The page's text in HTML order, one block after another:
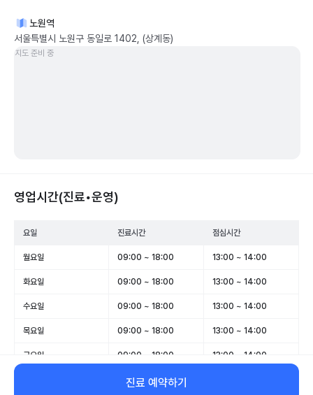
노원역
서울특별시 노원구 동일로 1402, (상계동)
지도 준비 중
영업시간(진료•운영)
요일 진료시간 점심시간
월요일 09:00 ~ 18:00 13:00 ~ 14:00
화요일 09:00 ~ 18:00 13:00 ~ 14:00
수요일 09:00 ~ 18:00 13:00 ~ 14:00
목요일 09:00 ~ 18:00 13:00 ~ 14:00
금요일 09:00 ~ 18:00 13:00 ~ 14:00
09:00 ~ 13:00
진료 예약하기